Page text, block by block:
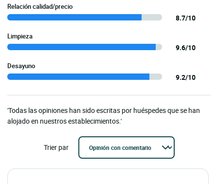
Relación calidad/precio
8.7/10
Limpieza
9.6/10
Desayuno
9.2/10
'Todas las opiniones han sido escritas por huéspedes que se han
alojado en nuestros establecimientos.'
Trier par